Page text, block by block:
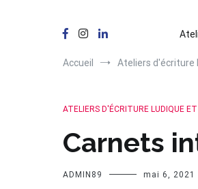
Accueil Ateliers d'écriture
ATELIERS D'ÉCRITURE LUDIQUE
Carnets
ADMIN89 mai 6, 2021